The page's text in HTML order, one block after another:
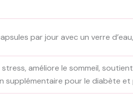
par jour avec un verre
stress, améliore le sommeil,
supplémentaire pour le diabète